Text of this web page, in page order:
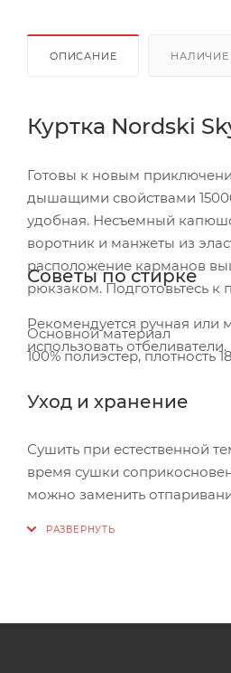
ОПИСАНИЕ НАЛИЧИЕ
Куртка Nordski
Готовы к новым
дышащими свойствами
удобная. Несъемный
воротник и манжеты из
расположение карманов
рюкзаком. Подготовьтесь
Основной материал
100% полиэстер, плотность
Советы по стирке
Рекомендуется ручная
использовать
Уход и хранение
Сушить при естественной
время сушки
можно заменить